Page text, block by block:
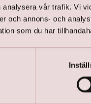
vår trafik. Vi
och annons- och
som du har